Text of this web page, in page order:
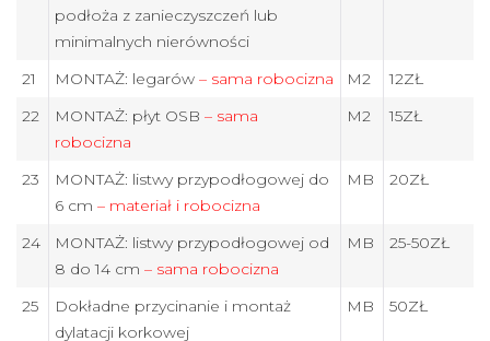
podłoża z zanieczyszczeń lub
minimalnych nierówności
21 MONTAŻ: legarów– sama robocizna M2
12ZŁ
22
MONTAŻ: płyt OSB – sama
robocizna
M2 15ZŁ
23
MONTAŻ: listwy przypodłogowej do
6 cm – materiał i robocizna
MB 20ZŁ
24
MONTAŻ: listwy przypodłogowej od
8 do 14 cm – sama robocizna
MB 25-50ZŁ
25
Dokładne przycinanie i montaż
dylatacji korkowej
MB 50ZŁ